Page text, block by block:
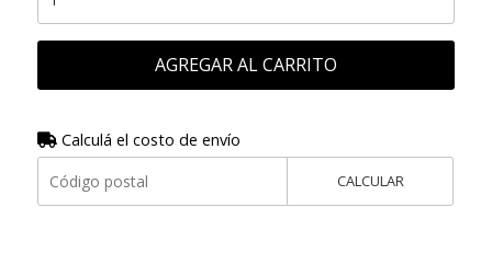
AGREGAR AL CARRITO
Calculá el costo de envío
CALCULAR